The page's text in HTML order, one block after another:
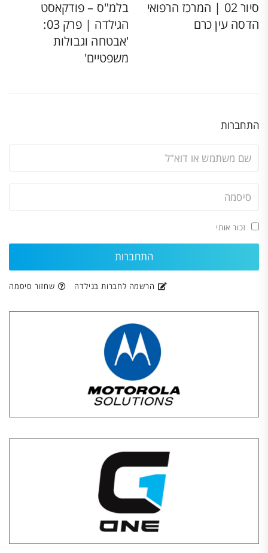
סיור 02 | המרכז הרפואי
הדסה עין כרם
בלמ"ס – פודקאסט
הגילדה | פרק 03:
'אבטחה וגבולות
משפטיים'
התחברות
זכור אותי
הרשמה לחברות בגילדה שחזור סיסמה